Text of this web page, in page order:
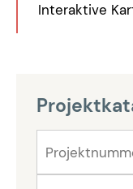
Interaktive